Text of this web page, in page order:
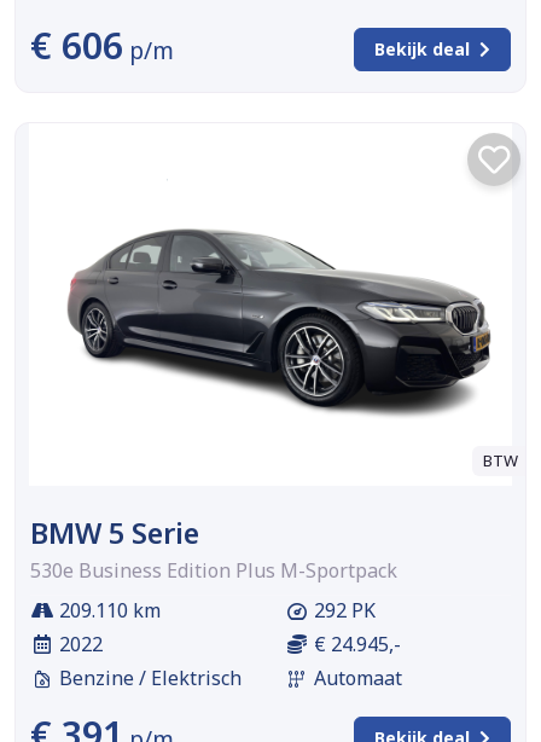
€ 606 p/m Bekijk deal
BTW
BMW 5 Serie
530e Business Edition Plus M-Sportpack
209.110 km
2022
Benzine / Elektrisch
292 PK
€ 24.945,-
Automaat